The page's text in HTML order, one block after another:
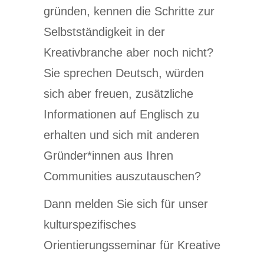
gründen, kennen die Schritte zur
Selbstständigkeit in der
Kreativbranche aber noch nicht?
Sie sprechen Deutsch, würden
sich aber freuen, zusätzliche
Informationen auf Englisch zu
erhalten und sich mit anderen
Gründer*innen aus Ihren
Communities auszutauschen?
Dann melden Sie sich für unser
kulturspezifisches
Orientierungsseminar für Kreative